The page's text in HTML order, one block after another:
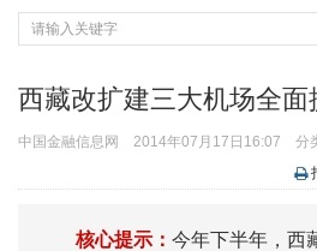
西藏改扩建三大机场全面
中国金融信息网 2014年07月17日16:07 分
核心提示： 今年下半年，西